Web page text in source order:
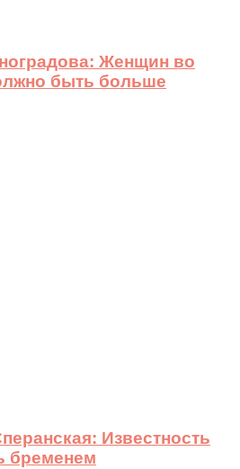
Женщин во
быть больше
Известность
бременем